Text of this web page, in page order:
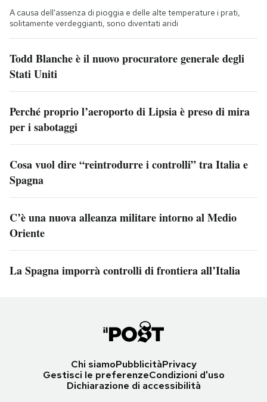
A causa dell'assenza di pioggia e delle alte temperature i prati,
solitamente verdeggianti, sono diventati aridi
Todd Blanche è il nuovo procuratore generale degli
Stati Uniti
Perché proprio l’aeroporto di Lipsia è preso di mira
per i sabotaggi
Cosa vuol dire “reintrodurre i controlli” tra Italia e
Spagna
C’è una nuova alleanza militare intorno al Medio
Oriente
La Spagna imporrà controlli di frontiera all’Italia
Chi siamoPubblicitàPrivacy
Gestisci le preferenzeCondizioni d'uso
Dichiarazione di accessibilità